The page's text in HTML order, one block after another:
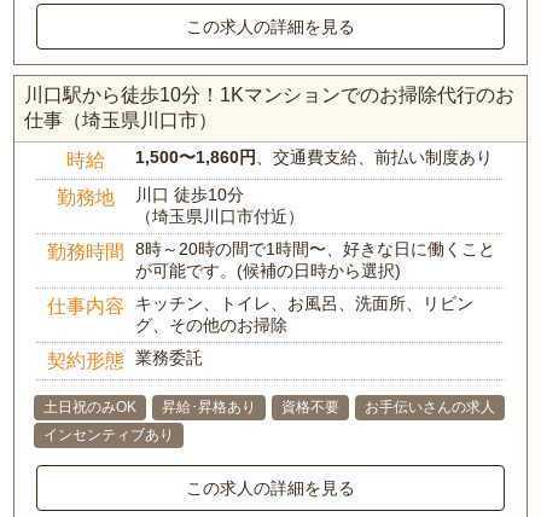
この求人の詳細を見る
川口駅から徒歩10分！1Kマンションでのお掃除代行のお
仕事（埼玉県川口市）
時給 1,500〜1,860円 、交通費支給、前払い制度あり
勤務地
川口 徒歩10分
（埼玉県川口市付近）
勤務時間
8時～20時の間で1時間〜、好きな日に働くこと
が可能です。(候補の日時から選択)
仕事内容
キッチン、トイレ、お風呂、洗面所、リビン
グ、その他のお掃除
契約形態 業務委託
土日祝のみOK 昇給･昇格あり 資格不要
お手伝いさんの求人
インセンティブあり
この求人の詳細を見る